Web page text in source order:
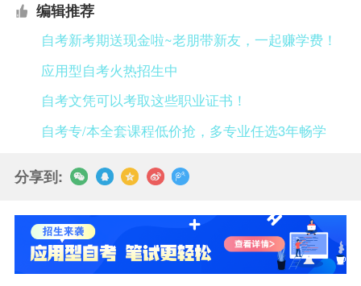
编辑推荐
自考新考期送现金啦~老朋带新友，一起赚学费！
应用型自考火热招生中
自考文凭可以考取这些职业证书！
自考专/本全套课程低价抢，多专业任选3年畅学
分享到: